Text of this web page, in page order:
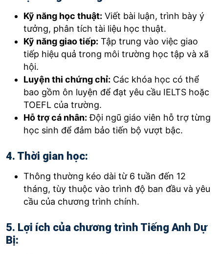
Kỹ năng học thuật: Viết bài luận, trình bày ý
tưởng, phân tích tài liệu học thuật.
Kỹ năng giao tiếp: Tập trung vào việc giao
tiếp hiệu quả trong môi trường học tập và xã
hội.
Luyện thi chứng chỉ: Các khóa học có thể
bao gồm ôn luyện để đạt yêu cầu IELTS hoặc
TOEFL của trường.
Hỗ trợ cá nhân: Đội ngũ giáo viên hỗ trợ từng
học sinh để đảm bảo tiến bộ vượt bậc.
4. Thời gian học:
Thông thường kéo dài từ 6 tuần đến 12
tháng, tùy thuộc vào trình độ ban đầu và yêu
cầu của chương trình chính.
5. Lợi ích của chương trình Tiếng Anh Dự
Bị: